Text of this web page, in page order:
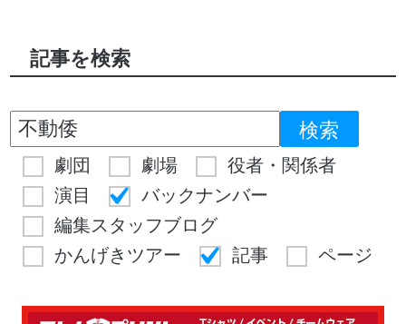
記事を検索
劇団 劇場
役者・関係者
演目
バックナンバー
編集スタッフブログ
かんげきツアー
記事 ページ